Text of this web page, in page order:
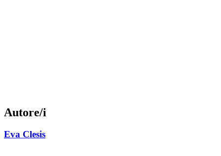
Autore/i
Eva Clesis